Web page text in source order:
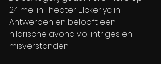
24 mei in Theater Elckerlyc in
Antwerpen en belooft een
hilarische avond vol intriges en
misverstanden.